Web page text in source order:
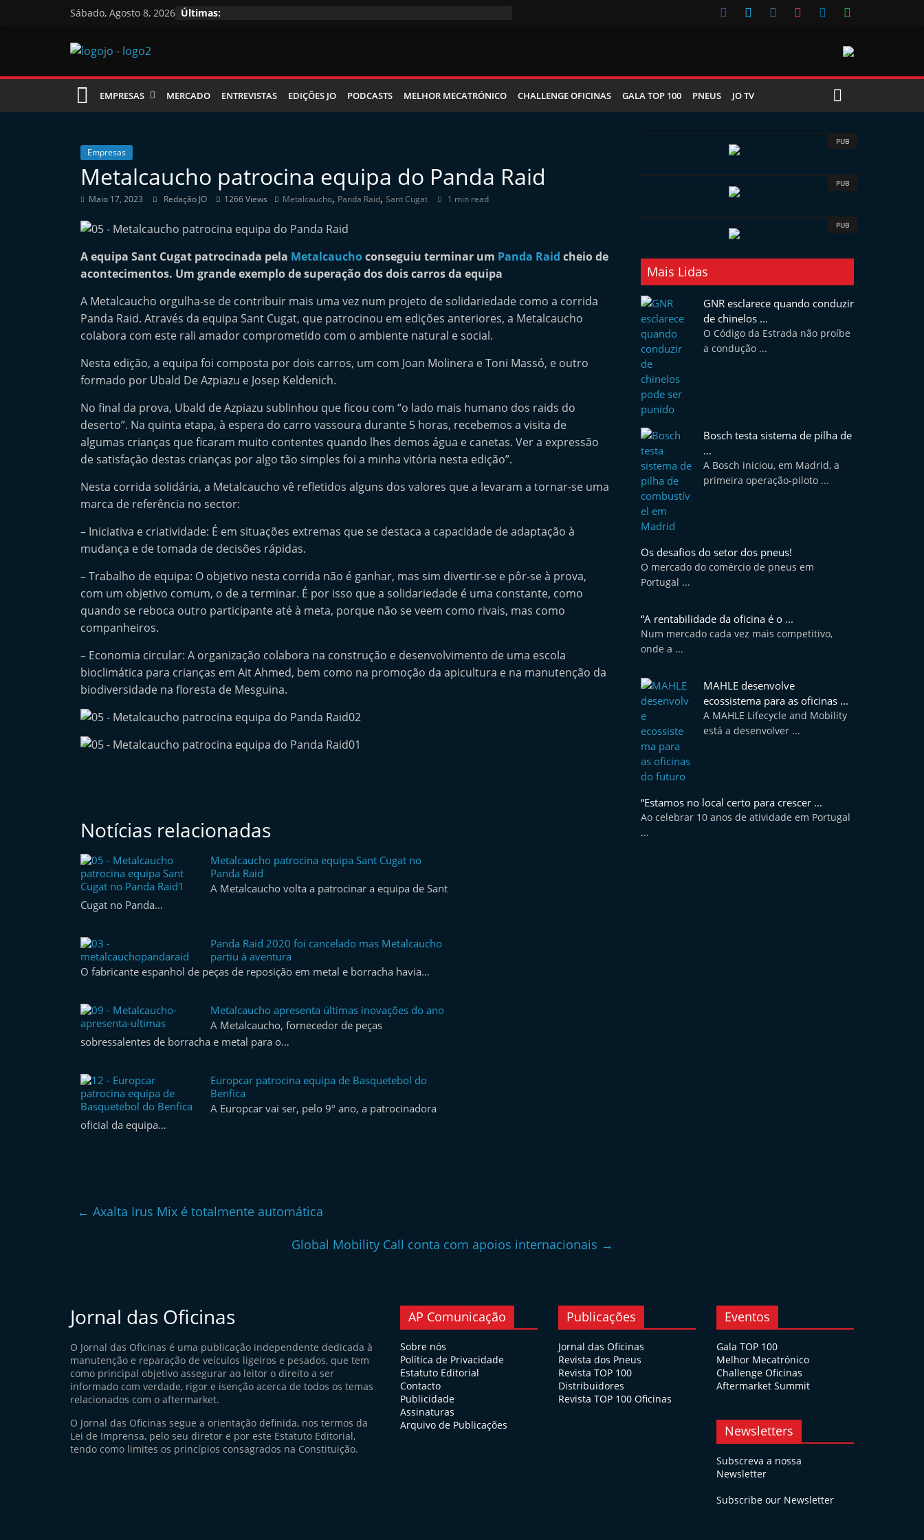
Sábado, Agosto 8, 2026 Últimas:
Jornal
das
Oficinas
EMPRESAS MERCADO ENTREVISTAS EDIÇÕES JO PODCASTS MELHOR MECATRÓNICO CHALLENGE OFICINAS GALA TOP 100 PNEUS JO TV
Empresas
Metalcaucho patrocina equipa do Panda Raid
Maio 17, 2023 Redação JO 1266 Views Metalcaucho, Panda Raid, Sant Cugat 1 min read
A equipa Sant Cugat patrocinada pela Metalcauchoconseguiu terminar um Panda Raid cheio de
acontecimentos. Um grande exemplo de superação dos dois carros da equipa
A Metalcaucho orgulha-se de contribuir mais uma vez num projeto de solidariedade como a corrida
Panda Raid. Através da equipa Sant Cugat, que patrocinou em edições anteriores, a Metalcaucho
colabora com este rali amador comprometido com o ambiente natural e social.
Nesta edição, a equipa foi composta por dois carros, um com Joan Molinera e Toni Massó, e outro
formado por Ubald De Azpiazu e Josep Keldenich.
No final da prova, Ubald de Azpiazu sublinhou que ficou com “o lado mais humano dos raids do
deserto”. Na quinta etapa, à espera do carro vassoura durante 5 horas, recebemos a visita de
algumas crianças que ficaram muito contentes quando lhes demos água e canetas. Ver a expressão
de satisfação destas crianças por algo tão simples foi a minha vitória nesta edição”.
Nesta corrida solidária, a Metalcaucho vê refletidos alguns dos valores que a levaram a tornar-se uma
marca de referência no sector:
– Iniciativa e criatividade: É em situações extremas que se destaca a capacidade de adaptação à
mudança e de tomada de decisões rápidas.
– Trabalho de equipa: O objetivo nesta corrida não é ganhar, mas sim divertir-se e pôr-se à prova,
com um objetivo comum, o de a terminar. É por isso que a solidariedade é uma constante, como
quando se reboca outro participante até à meta, porque não se veem como rivais, mas como
companheiros.
– Economia circular: A organização colabora na construção e desenvolvimento de uma escola
bioclimática para crianças em Ait Ahmed, bem como na promoção da apicultura e na manutenção da
biodiversidade na floresta de Mesguina.
Notícias relacionadas
Metalcaucho patrocina equipa Sant Cugat no
Panda Raid
A Metalcaucho volta a patrocinar a equipa de Sant
Cugat no Panda…
Panda Raid 2020 foi cancelado mas Metalcaucho
partiu à aventura
O fabricante espanhol de peças de reposição em metal e borracha havia…
Metalcaucho apresenta últimas inovações do ano
A Metalcaucho, fornecedor de peças
sobressalentes de borracha e metal para o…
Europcar patrocina equipa de Basquetebol do
Benfica
A Europcar vai ser, pelo 9º ano, a patrocinadora
oficial da equipa…
← Axalta Irus Mix é totalmente automática
Global Mobility Call conta com apoios internacionais →
PUB
PUB
PUB
Mais Lidas
GNR esclarece quando conduzir
de chinelos ...
O Código da Estrada não proíbe
a condução ...
Bosch testa sistema de pilha de
...
A Bosch iniciou, em Madrid, a
primeira operação-piloto ...
Os desafios do setor dos pneus!
O mercado do comércio de pneus em
Portugal ...
“A rentabilidade da oficina é o ...
Num mercado cada vez mais competitivo,
onde a ...
MAHLE desenvolve
ecossistema para as oficinas ...
A MAHLE Lifecycle and Mobility
está a desenvolver ...
“Estamos no local certo para crescer ...
Ao celebrar 10 anos de atividade em Portugal
...
Jornal das Oficinas
O Jornal das Oficinas é uma publicação independente dedicada à
manutenção e reparação de veículos ligeiros e pesados, que tem
como principal objetivo assegurar ao leitor o direito a ser
informado com verdade, rigor e isenção acerca de todos os temas
relacionados com o aftermarket.
O Jornal das Oficinas segue a orientação definida, nos termos da
Lei de Imprensa, pelo seu diretor e por este Estatuto Editorial,
tendo como limites os princípios consagrados na Constituição.
AP Comunicação
Sobre nós
Política de Privacidade
Estatuto Editorial
Contacto
Publicidade
Assinaturas
Arquivo de Publicações
Publicações
Jornal das Oficinas
Revista dos Pneus
Revista TOP 100
Distribuidores
Revista TOP 100 Oficinas
Eventos
Gala TOP 100
Melhor Mecatrónico
Challenge Oficinas
Aftermarket Summit
Newsletters
Subscreva a nossa
Newsletter
Subscribe our Newsletter